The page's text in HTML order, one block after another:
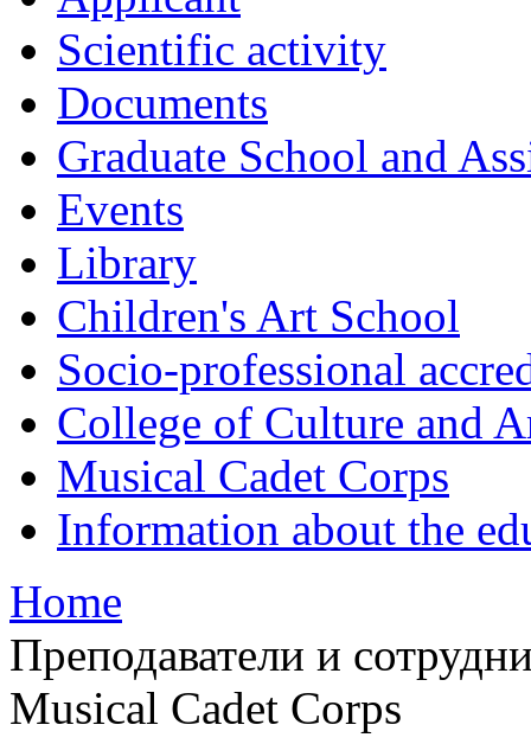
Scientific activity
Documents
Graduate School and
Events
Library
Children's Art School
Socio-professional
College of Culture and
Musical Cadet Corps
Information about the
Home
Преподаватели и
Musical Cadet Corps